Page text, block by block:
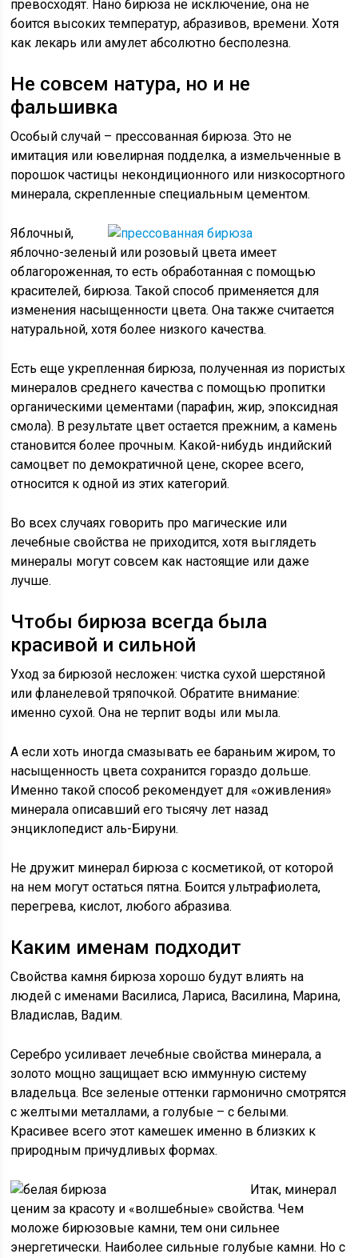
превосходят. Нано бирюза не исключение, она не
боится высоких температур, абразивов, времени. Хотя
как лекарь или амулет абсолютно бесполезна.
Не совсем натура, но и не
фальшивка
Особый случай – прессованная бирюза. Это не
имитация или ювелирная подделка, а измельченные в
порошок частицы некондиционного или низкосортного
минерала, скрепленные специальным цементом.
Яблочный,
яблочно-зеленый или розовый цвета имеет
облагороженная, то есть обработанная с помощью
красителей, бирюза. Такой способ применяется для
изменения насыщенности цвета. Она также считается
натуральной, хотя более низкого качества.
Есть еще укрепленная бирюза, полученная из пористых
минералов среднего качества с помощью пропитки
органическими цементами (парафин, жир, эпоксидная
смола). В результате цвет остается прежним, а камень
становится более прочным. Какой-нибудь индийский
самоцвет по демократичной цене, скорее всего,
относится к одной из этих категорий.
Во всех случаях говорить про магические или
лечебные свойства не приходится, хотя выглядеть
минералы могут совсем как настоящие или даже
лучше.
Чтобы бирюза всегда была
красивой и сильной
Уход за бирюзой несложен: чистка сухой шерстяной
или фланелевой тряпочкой. Обратите внимание:
именно сухой. Она не терпит воды или мыла.
А если хоть иногда смазывать ее бараньим жиром, то
насыщенность цвета сохранится гораздо дольше.
Именно такой способ рекомендует для «оживления»
минерала описавший его тысячу лет назад
энциклопедист аль-Бируни.
Не дружит минерал бирюза с косметикой, от которой
на нем могут остаться пятна. Боится ультрафиолета,
перегрева, кислот, любого абразива.
Каким именам подходит
Свойства камня бирюза хорошо будут влиять на
людей с именами Василиса, Лариса, Василина, Марина,
Владислав, Вадим.
Серебро усиливает лечебные свойства минерала, а
золото мощно защищает всю иммунную систему
владельца. Все зеленые оттенки гармонично смотрятся
с желтыми металлами, а голубые – с белыми.
Красивее всего этот камешек именно в близких к
природным причудливых формах.
Итак, минерал
ценим за красоту и «волшебные» свойства. Чем
моложе бирюзовые камни, тем они сильнее
энергетически. Наиболее сильные голубые камни. Но с